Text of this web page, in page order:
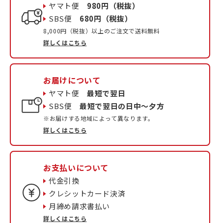
ヤマト便 980円（税抜）
SBS便 680円（税抜）
8,000円（税抜）以上のご注文で送料無料
詳しくはこちら
お届けについて
ヤマト便最短で翌日
SBS便最短で翌日の日中〜夕方
※お届けする地域によって異なります。
詳しくはこちら
お支払いについて
代金引換
クレシットカード決済
月締め請求書払い
詳しくはこちら